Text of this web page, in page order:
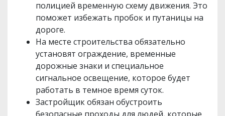
полицией временную схему движения. Это
поможет избежать пробок и путаницы на
дороге.
На месте строительства обязательно
установят ограждение, временные
дорожные знаки и специальное
сигнальное освещение, которое будет
работать в темное время суток.
Застройщик обязан обустроить